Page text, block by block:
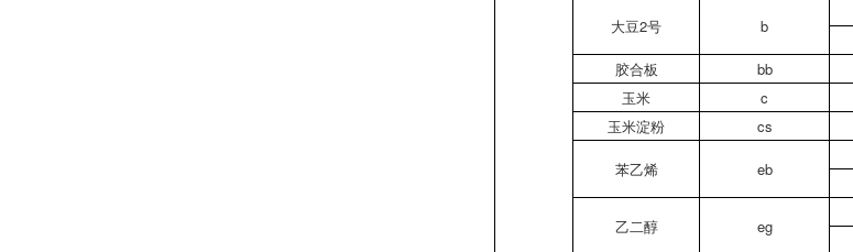
大豆2号 b
胶合板
bb
玉米
c
玉米淀粉
cs
苯乙烯 eb
乙二醇 eg